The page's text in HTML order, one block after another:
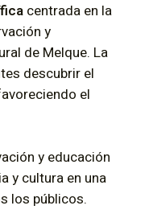
centrada en la
y
de Melque. La
descubrir el
el
y educación
y cultura en una
los públicos.